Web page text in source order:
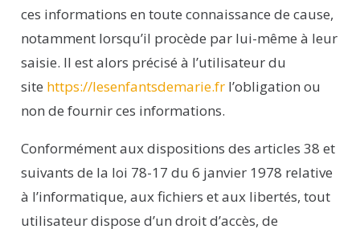
ces informations en toute connaissance de cause,
notamment lorsqu’il procède par lui-même à leur
saisie. Il est alors précisé à l’utilisateur du
site https://lesenfantsdemarie.fr l’obligation ou
non de fournir ces informations.
Conformément aux dispositions des articles 38 et
suivants de la loi 78-17 du 6 janvier 1978 relative
à l’informatique, aux fichiers et aux libertés, tout
utilisateur dispose d’un droit d’accès, de